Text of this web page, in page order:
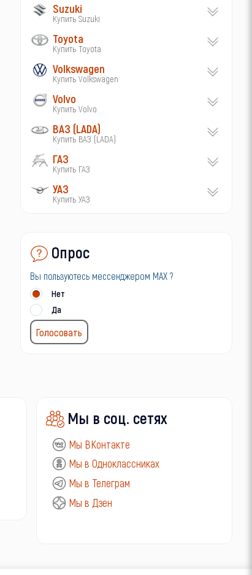
Suzuki
Купить Suzuki
Toyota
Купить Toyota
Volkswagen
Купить Volkswagen
Volvo
Купить Volvo
ВАЗ (LADA)
Купить ВАЗ (LADA)
ГАЗ
Купить ГАЗ
УАЗ
Купить УАЗ
Опрос
Вы пользуютесь мессенджером MAX ?
Нет
Да
Мы в соц. сетях
Мы ВКонтакте
Мы в Одноклассниках
Мы в Телеграм
Мы в Дзен